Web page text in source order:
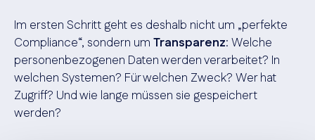
Im ersten Schritt geht es deshalb nicht um „perfekte
Compliance“, sondern um Transparenz: Welche
personenbezogenen Daten werden verarbeitet? In
welchen Systemen? Für welchen Zweck? Wer hat
Zugriff? Und wie lange müssen sie gespeichert
werden?